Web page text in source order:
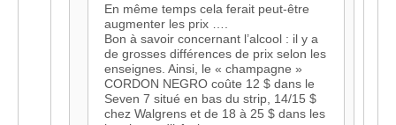
En même temps cela ferait peut-être
augmenter les prix ….
Bon à savoir concernant l’alcool : il y a
de grosses différences de prix selon les
enseignes. Ainsi, le « champagne »
CORDON NEGRO coûte 12 $ dans le
Seven 7 situé en bas du strip, 14/15 $
chez Walgrens et de 18 à 25 $ dans les